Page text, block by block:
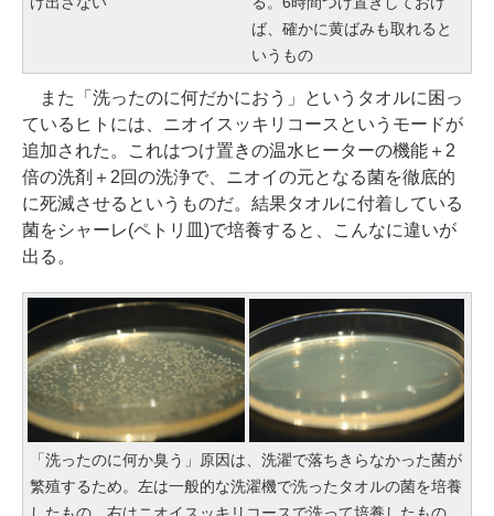
ば、確かに黄ばみも取れると
いうもの
また「洗ったのに何だかにおう」というタオルに困っ
ているヒトには、ニオイスッキリコースというモードが
追加された。これはつけ置きの温水ヒーターの機能＋2
倍の洗剤＋2回の洗浄で、ニオイの元となる菌を徹底的
に死滅させるというものだ。結果タオルに付着している
菌をシャーレ(ペトリ皿)で培養すると、こんなに違いが
出る。
「洗ったのに何か臭う」原因は、洗濯で落ちきらなかった菌が
繁殖するため。左は一般的な洗濯機で洗ったタオルの菌を培養